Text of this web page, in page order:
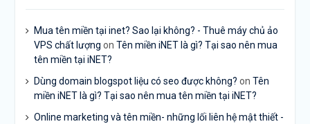
Mua tên miền tại inet? Sao lại không? - Thuê máy chủ ảo
VPS chất lượng on Tên miền iNET là gì? Tại sao nên mua
tên miền tại iNET?
Dùng domain blogspot liệu có seo được không? on Tên
miền iNET là gì? Tại sao nên mua tên miền tại iNET?
Online marketing và tên miền- những lối liên hệ mật thiết -